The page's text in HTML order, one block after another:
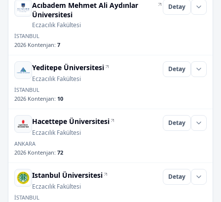
Acıbadem Mehmet Ali Aydınlar
Üniversitesi
Eczacılık Fakültesi
Detay
İSTANBUL
2026 Kontenjan: 7
Yeditepe Üniversitesi
Eczacılık Fakültesi
Detay
İSTANBUL
2026 Kontenjan: 10
Hacettepe Üniversitesi
Eczacılık Fakültesi
Detay
ANKARA
2026 Kontenjan: 72
Istanbul Üniversitesi
Eczacılık Fakültesi
Detay
İSTANBUL